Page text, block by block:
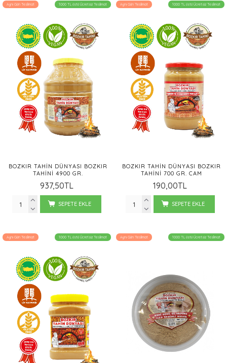
Aynı Gün Teslimat 1000 TL üstü Ücretsiz Teslimat
BOZKIR TAHIN DÜNYASI BOZKIR
TAHINI 4900 GR.
937,50TL
SEPETE EKLE
Aynı Gün Teslimat 1000 TL üstü Ücretsiz Teslimat
BOZKIR TAHIN DÜNYASI BOZKIR
TAHINI 700 GR. CAM
190,00TL
SEPETE EKLE
Aynı Gün Teslimat 1000 TL üstü Ücretsiz Teslimat Aynı Gün Teslimat 1000 TL üstü Ücretsiz Teslimat